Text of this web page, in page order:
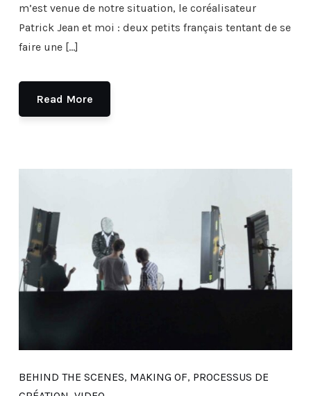
m’est venue de notre situation, le coréalisateur
Patrick Jean et moi : deux petits français tentant de se
faire une […]
Read More
BEHIND THE SCENES, MAKING OF, PROCESSUS DE